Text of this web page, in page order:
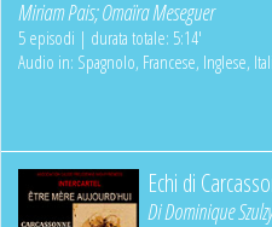
Miriam Pais;Omaïra Meseguer
5 episodi | durata totale: 5:14'
Audio in: Spagnolo, Francese, Inglese,
Echi di
DiDominique